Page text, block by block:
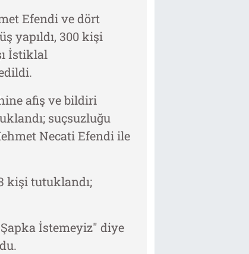
Efendi ve dört
yapıldı, 300 kişi
İstiklal
afiş ve bildiri
suçsuzluğu
Necati Efendi ile
kişi tutuklandı;
İstemeyiz" diye